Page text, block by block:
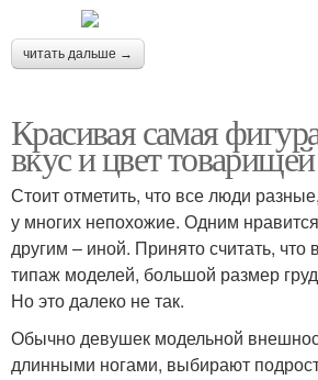
читать дальше →
Красивая самая
вкус и цвет
Стоит отметить, что все люди
у многих непохожие. Одним
другим – иной. Принято считать, что
типаж моделей, большой размер
Но это далеко не так.
Обычно девушек модельной
длинными ногами, выбирают